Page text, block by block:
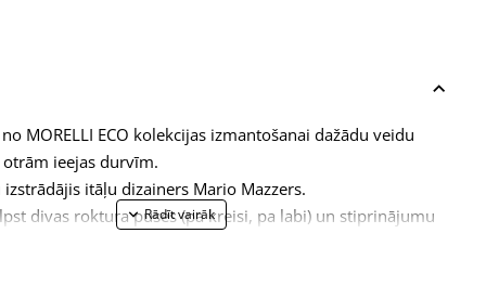
MORELLI ECO kolekcijas izmantošanai dažādu veidu
ieejas durvīm.
itāļu dizainers Mario Mazzers.
divas roktura puses (pa kreisi, pa labi) un stiprinājumu